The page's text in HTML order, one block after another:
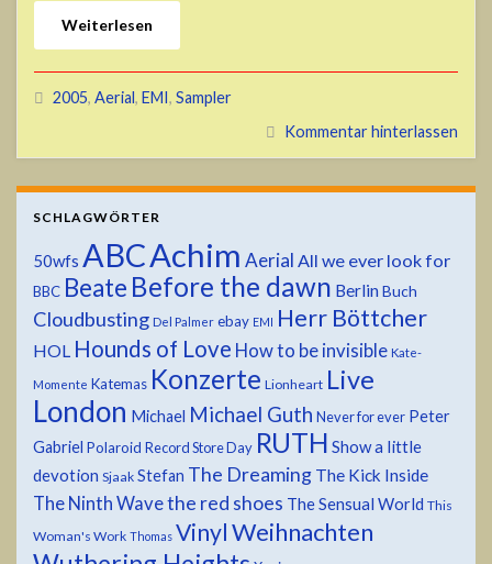
Weiterlesen
2005, Aerial , EMI , Sampler
Kommentar hinterlassen
SCHLAGWÖRTER
50wfs ABCAchim Aerial All we ever look for
BBC Beate Before the dawn Berlin Buch
Cloudbusting Del Palmer ebay EMI Herr Böttcher
HOL Hounds of Love How to be invisible Kate-
Momente Katemas Konzerte Lionheart Live
London Michael Michael Guth Never for ever Peter
Gabriel Polaroid Record Store Day RUTH Show a little
devotion Sjaak Stefan The Dreaming The Kick Inside
The Ninth Wavethe red shoes The Sensual World This
Woman's Work Thomas VinylWeihnachten